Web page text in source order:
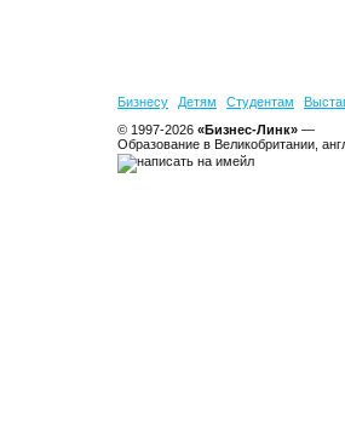
Бизнесу Детям Студентам
© 1997-2026 «Бизнес-Линк» —
Образование в Великобритании,